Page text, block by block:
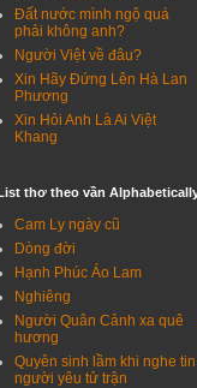
Niên Trưởng…
wp-content/u…
quyến[img]ht…
ar…
là chuyện …
tin tiểu sử về …
có lẽ hơi lú v…
Đất nước mình ngộ quá
phải không anh?
Người Việt về đâu?
Xin Hãy Đứng Lên Hà Lan
Phương
Xin Hỏi Anh Là Ai Việt
Khang
thơ theo vần
Cam Ly ngày cũ
Dòng đời
Hạnh Phúc Áo Lam
Nghiêng
Người Quân Cảnh xa quê
hương
Quyên sinh lầm khi nghe tin
người yêu tử trận